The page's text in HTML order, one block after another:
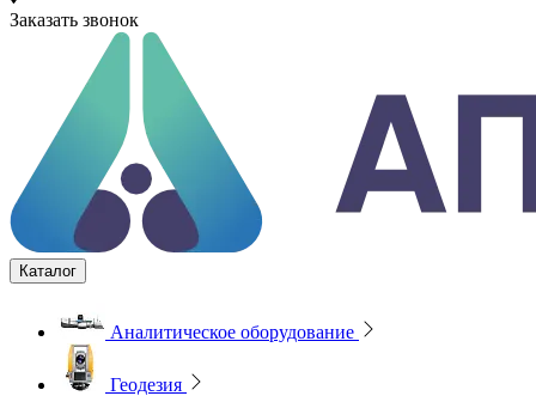
Заказать звонок
Каталог
Аналитическое оборудование
Геодезия